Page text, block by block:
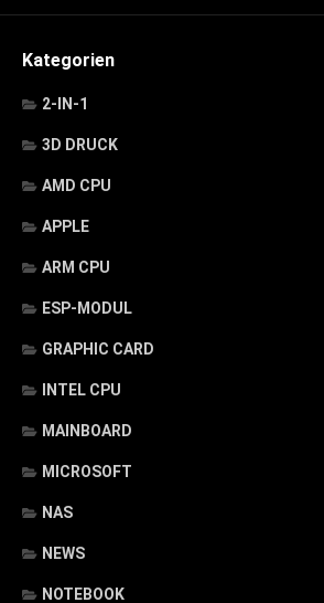
Kategorien
2-IN-1
3D DRUCK
AMD CPU
APPLE
ARM CPU
ESP-MODUL
GRAPHIC CARD
INTEL CPU
MAINBOARD
MICROSOFT
NAS
NEWS
NOTEBOOK